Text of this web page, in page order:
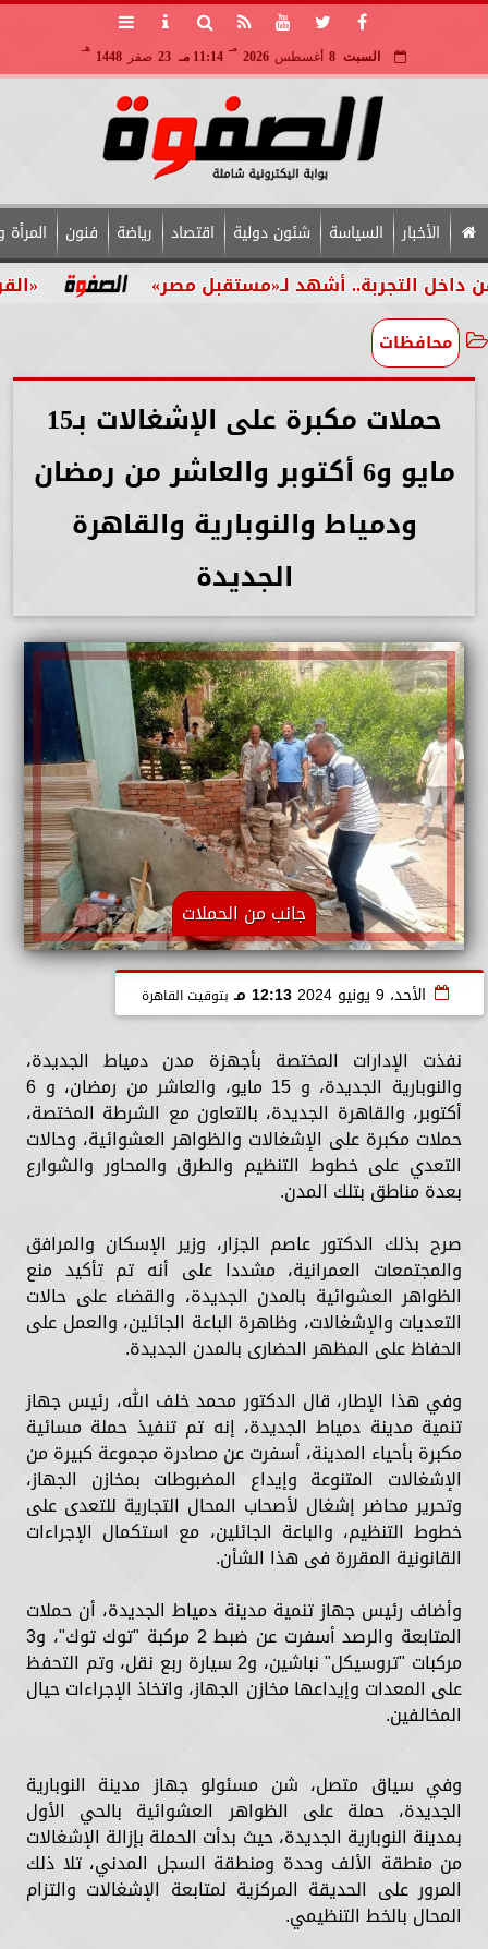
السبت 8 أغسطس 2026
مـ
11:14 مـ 23 صفر 1448
هـ
الأخبار السياسة شئون دولية اقتصاد رياضة فنون
«القومي أشهد لـ«مستقبل مصر»
محافظات
حملات مكبرة على الإشغالات بـ15
مايو و6 أكتوبر والعاشر من رمضان
ودمياط والنوبارية والقاهرة
الجديدة
جانب من الحملات
الأحد، 9 يونيو 2024 12:13 مـ بتوقيت القاهرة
نفذت الإدارات المختصة بأجهزة مدن دمياط الجديدة،
والنوبارية الجديدة، و 15 مايو، والعاشر من رمضان، و 6
أكتوبر، والقاهرة الجديدة، بالتعاون مع الشرطة المختصة،
حملات مكبرة على الإشغالات والظواهر العشوائية، وحالات
التعدي على خطوط التنظيم والطرق والمحاور والشوارع
بعدة مناطق بتلك المدن.
صرح بذلك الدكتور عاصم الجزار، وزير الإسكان والمرافق
والمجتمعات العمرانية، مشددا على أنه تم تأكيد منع
الظواهر العشوائية بالمدن الجديدة، والقضاء على حالات
التعديات والإشغالات، وظاهرة الباعة الجائلين، والعمل على
الحفاظ على المظهر الحضارى بالمدن الجديدة.
وفي هذا الإطار، قال الدكتور محمد خلف الله، رئيس جهاز
تنمية مدينة دمياط الجديدة، إنه تم تنفيذ حملة مسائية
مكبرة بأحياء المدينة، أسفرت عن مصادرة مجموعة كبيرة من
الإشغالات المتنوعة وإيداع المضبوطات بمخازن الجهاز،
وتحرير محاضر إشغال لأصحاب المحال التجارية للتعدى على
خطوط التنظيم، والباعة الجائلين، مع استكمال الإجراءات
القانونية المقررة فى هذا الشأن.
وأضاف رئيس جهاز تنمية مدينة دمياط الجديدة، أن حملات
المتابعة والرصد أسفرت عن ضبط 2 مركبة "توك توك"، و3
مركبات "تروسيكل" نباشين، و2 سيارة ربع نقل، وتم التحفظ
على المعدات وإيداعها مخازن الجهاز، واتخاذ الإجراءات حيال
المخالفين.
وفي سياق متصل، شن مسئولو جهاز مدينة النوبارية
الجديدة، حملة على الظواهر العشوائية بالحي الأول
بمدينة النوبارية الجديدة، حيث بدأت الحملة بإزالة الإشغالات
من منطقة الألف وحدة ومنطقة السجل المدني، تلا ذلك
المرور على الحديقة المركزية لمتابعة الإشغالات والتزام
المحال بالخط التنظيمي.